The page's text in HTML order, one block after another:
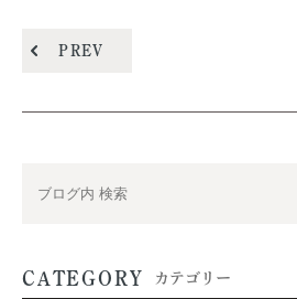
PREV
CATEGORY カテゴリー